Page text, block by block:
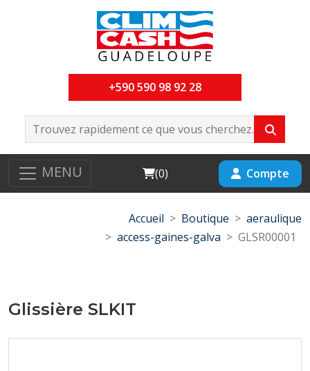
+590 590 98 92 28
MENU Cart
(0) Compte
Accueil Boutique
aeraulique
access-gaines-galva
GLSR00001
Glissière SLKIT